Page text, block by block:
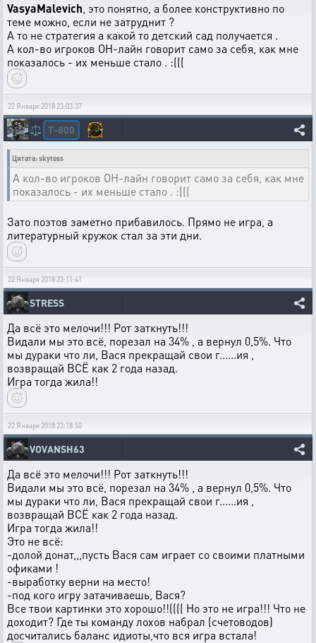
VasyaMalevich , это понятно, а более конструктивно по
теме можно, если не затруднит ?
А то не стратегия а какой то детский сад получается .
А кол-во игроков ОН-лайн говорит само за себя, как мне
показалось - их меньше стало . :(((
22 Января 2018 23:03:37
⚖️ T-800
Цитата: skytoss
А кол-во игроков ОН-лайн говорит само за себя, как мне
показалось - их меньше стало . :(((
Зато поэтов заметно прибавилось. Прямо не игра, а
литературный кружок стал за эти дни.
22 Января 2018 23:11:41
STRESS
Да всё это мелочи!!! Рот заткнуть!!!
Видали мы это всё, порезал на 34% , а вернул 0,5%. Что
мы дураки что ли, Вася прекращай свои г......ия ,
возвращай ВСЁ как 2 года назад.
Игра тогда жила!!
22 Января 2018 23:18:50
VOVANSH63
Да всё это мелочи!!! Рот заткнуть!!!
Видали мы это всё, порезал на 34% , а вернул 0,5%. Что
мы дураки что ли, Вася прекращай свои г......ия ,
возвращай ВСЁ как 2 года назад.
Игра тогда жила!!
Это не всё:
-долой донат,,,пусть Вася сам играет со своими платными
офиками !
-выработку верни на место!
-под кого игру затачиваешь, Вася?
Все твои картинки это хорошо!!(((( Но это не игра!!! Что не
доходит? Где ты команду лохов набрал (счетоводов)
досчитались баланс идиоты,что вся игра встала!